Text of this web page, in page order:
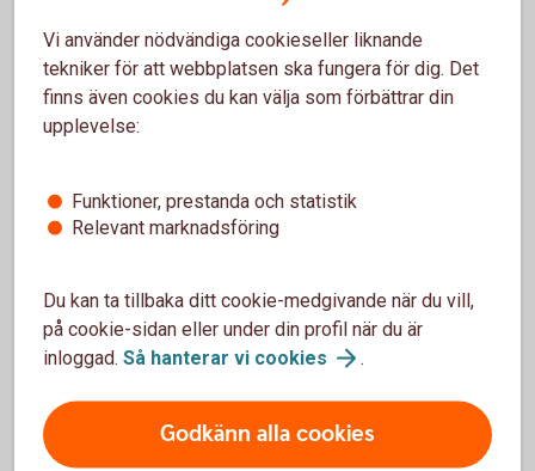
Återstående 30 % utbetalas
Vi betalar ut resterande 30 % av fakturans belopp
till dig.
Påminnelser och kravhantering hanteras av oss.
Frågor om fakturabelåning?
Välkommen att skicka oss ett meddelande i
internetbanken eller appen. Det går även bra att
Vi använder nödvändiga cookieseller liknande
tekniker för att webbplatsen ska fungera för dig. Det
finns även cookies du kan välja som förbättrar din
upplevelse:
Funktioner, prestanda och statistik
Relevant marknadsföring
Du kan ta tillbaka ditt cookie-medgivande när du vill,
på cookie-sidan eller under din profil när du är
inloggad. Så hanterar vi cookies .
Godkänn alla cookies